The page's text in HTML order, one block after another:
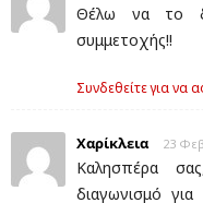
Θέλω να το
συμμετοχής!!
Συνδεθείτε για να
Xαρίκλεια 23
Καλησπέρα
διαγωνισμό